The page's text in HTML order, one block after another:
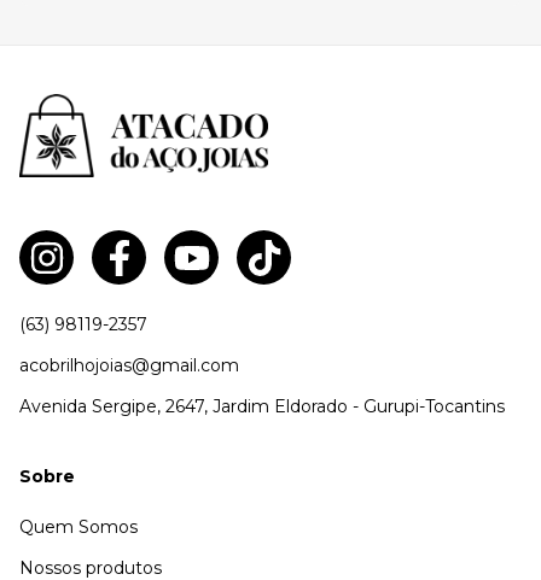
(63) 98119-2357
acobrilhojoias@gmail.com
Avenida Sergipe, 2647, Jardim Eldorado - Gurupi-Tocantins
Sobre
Quem Somos
Nossos produtos